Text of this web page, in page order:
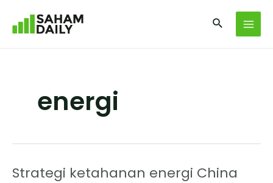
energi
Strategi ketahanan energi China